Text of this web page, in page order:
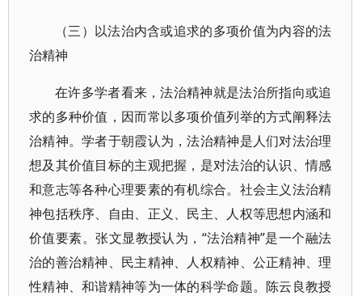
（三）以法治内含或追求的多项价值为内容的法
治精神
在许多学者看来，法治精神就是法治所指向或追
求的多种价值，因而常以多项价值列举的方式阐释法
治精神。学者于朝霞认为，法治精神是人们对法治理
想及其价值目标的主观把握，是对法治的认识、情感
和意志等各种心理要素的有机综合。社会主义法治精
神包括秩序、自由、正义、民主、人权等思想内涵和
价值要素。张文显教授认为，“法治精神”是一个融法
治的善治精神、民主精神、人权精神、公正精神、理
性精神、和谐精神等为一体的科学命题。陈云良教授